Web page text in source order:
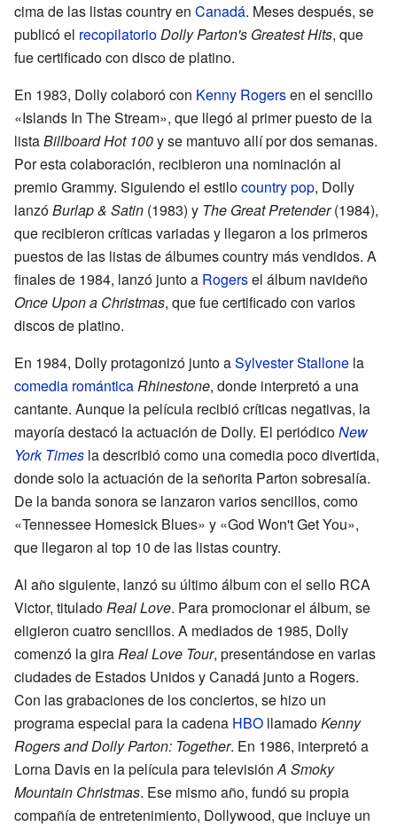
cima de las listas country en Canadá. Meses después, se
publicó el recopilatorioDolly Parton's Greatest Hits, que
fue certificado con disco de platino.
En 1983, Dolly colaboró con Kenny Rogersen el sencillo
«Islands In The Stream», que llegó al primer puesto de la
listaBillboard Hot 100y se mantuvo allí por dos semanas.
Por esta colaboración, recibieron una nominación al
premio Grammy. Siguiendo el estilocountry pop, Dolly
lanzóBurlap & Satin (1983) y The Great Pretender(1984),
que recibieron críticas variadas y llegaron a los primeros
puestos de las listas de álbumes country más vendidos. A
finales de 1984, lanzó junto a Rogersel álbum navideño
Once Upon a Christmas, que fue certificado con varios
discos de platino.
En 1984, Dolly protagonizó junto aSylvester Stallone la
comedia románticaRhinestone, donde interpretó a una
cantante. Aunque la película recibió críticas negativas, la
mayoría destacó la actuación de Dolly. El periódicoNew
York Times la describió como una comedia poco divertida,
donde solo la actuación de la señorita Parton sobresalía.
De la banda sonora se lanzaron varios sencillos, como
«Tennessee Homesick Blues» y «God Won't Get You»,
que llegaron al top 10 de las listas country.
Al año siguiente, lanzó su último álbum con el sello RCA
Victor, tituladoReal Love. Para promocionar el álbum, se
eligieron cuatro sencillos. A mediados de 1985, Dolly
comenzó la giraReal Love Tour, presentándose en varias
ciudades de Estados Unidos y Canadá junto a Rogers.
Con las grabaciones de los conciertos, se hizo un
programa especial para la cadena HBO llamadoKenny
Rogers and Dolly Parton: Together. En 1986, interpretó a
Lorna Davis en la película para televisiónA Smoky
Mountain Christmas. Ese mismo año, fundó su propia
compañía de entretenimiento, Dollywood, que incluye un